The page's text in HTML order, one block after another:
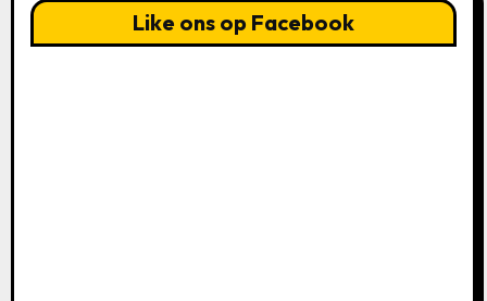
Like ons op Facebook